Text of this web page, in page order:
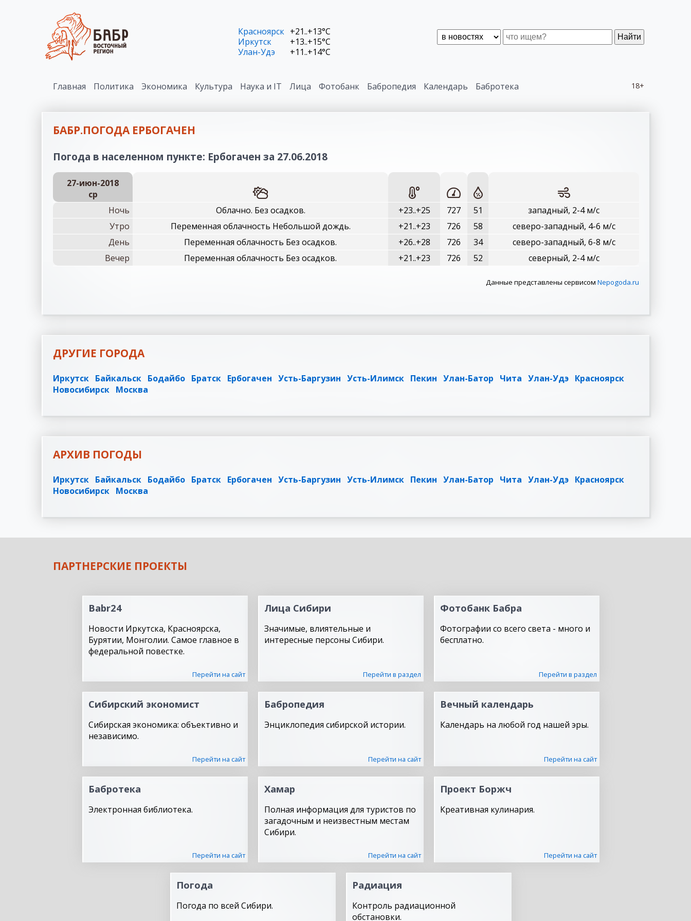
Найти
Красноярск +21..+13°C
Иркутск
+13..+15°C
Улан-Удэ
+11..+14°C
18+
Главная Политика Экономика Культура Наука и IT Лица Фотобанк Бабропедия Календарь Бабротека
БАБР.ПОГОДА ЕРБОГАЧЕН
Погода в населенном пункте: Ербогачен за 27.06.2018
27-июн-2018
ср
Ночь
Облачно. Без осадков. +23..+25 727 51
западный, 2-4 м/с
Утро
Переменная облачность Небольшой дождь. +21..+23 726 58
северо-западный, 4-6 м/с
День
Переменная облачность Без осадков. +26..+28 726 34
северо-западный, 6-8 м/с
Вечер
Переменная облачность Без осадков. +21..+23 726 52 северный, 2-4 м/с
Данные представлены сервисом Nepogoda.ru
ДРУГИЕ ГОРОДА
Иркутск Байкальск Бодайбо Братск Ербогачен Усть-Баргузин Усть-Илимск Пекин Улан-Батор Чита Улан-Удэ Красноярск
Новосибирск Москва
АРХИВ ПОГОДЫ
Иркутск Байкальск Бодайбо Братск Ербогачен Усть-Баргузин Усть-Илимск Пекин Улан-Батор Чита Улан-Удэ Красноярск
Новосибирск Москва
ПАРТНЕРСКИЕ ПРОЕКТЫ
Babr24
Новости Иркутска, Красноярска,
Бурятии, Монголии. Самое главное в
федеральной повестке.
Перейти на сайт
Лица Сибири
Значимые, влиятельные и
интересные персоны Сибири.
Перейти в раздел
Фотобанк Бабра
Фотографии со всего света - много и
бесплатно.
Перейти в раздел
Сибирский экономист
Сибирская экономика: объективно и
независимо.
Перейти на сайт
Бабропедия
Энциклопедия сибирской истории.
Перейти на сайт
Вечный календарь
Календарь на любой год нашей эры.
Перейти на сайт
Бабротека
Электронная библиотека.
Перейти на сайт
Хамар
Полная информация для туристов по
загадочным и неизвестным местам
Сибири.
Перейти на сайт
Проект Боржч
Креативная кулинария.
Перейти на сайт
Погода
Погода по всей Сибири.
Радиация
Контроль радиационной
обстановки.